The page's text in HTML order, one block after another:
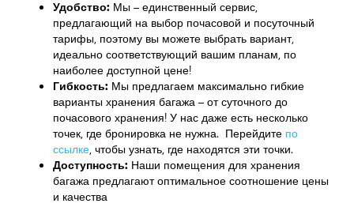
Удобство: Мы – единственный сервис,
предлагающий на выбор почасовой и посуточный
тарифы, поэтому вы можете выбрать вариант,
идеально соответствующий вашим планам, по
наиболее доступной цене!
Гибкость: Мы предлагаем максимально гибкие
варианты хранения багажа – от суточного до
почасового хранения! У нас даже есть несколько
точек, где бронировка не нужна. Перейдите по
ссылке,чтобы узнать, где находятся эти точки.
Доступность: Наши помещения для хранения
багажа предлагают оптимальное соотношение цены
и качества